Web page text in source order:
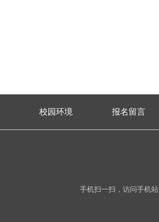
校园环境 报名留言
手机扫一扫，访问手机站